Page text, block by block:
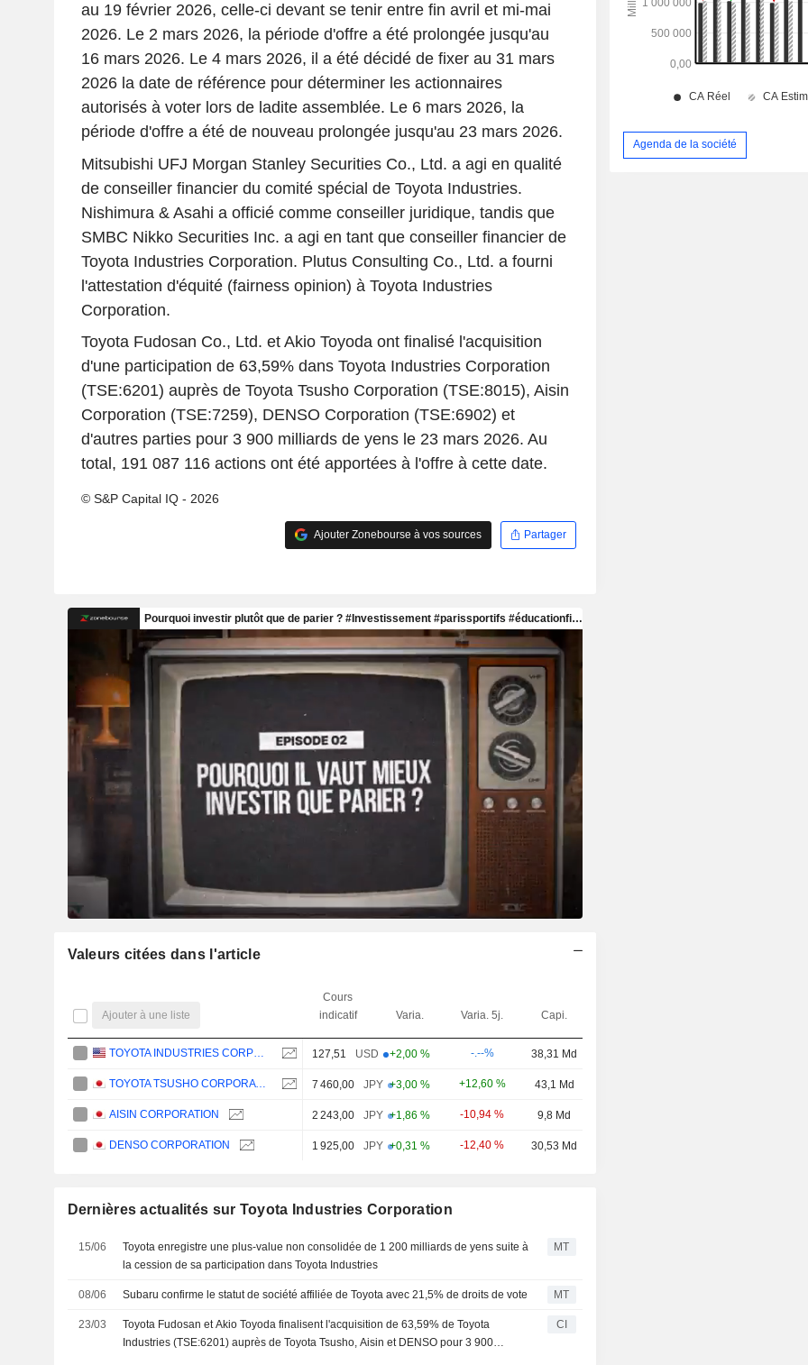
au 19 février 2026, celle-ci devant se tenir entre fin avril et mi-mai
2026. Le 2 mars 2026, la période d'offre a été prolongée jusqu'au
16 mars 2026. Le 4 mars 2026, il a été décidé de fixer au 31 mars
2026 la date de référence pour déterminer les actionnaires
autorisés à voter lors de ladite assemblée. Le 6 mars 2026, la
période d'offre a été de nouveau prolongée jusqu'au 23 mars 2026.
Mitsubishi UFJ Morgan Stanley Securities Co., Ltd. a agi en qualité
de conseiller financier du comité spécial de Toyota Industries.
Nishimura & Asahi a officié comme conseiller juridique, tandis que
SMBC Nikko Securities Inc. a agi en tant que conseiller financier de
Toyota Industries Corporation. Plutus Consulting Co., Ltd. a fourni
l'attestation d'équité (fairness opinion) à Toyota Industries
Corporation.
Toyota Fudosan Co., Ltd. et Akio Toyoda ont finalisé l'acquisition
d'une participation de 63,59% dans Toyota Industries Corporation
(TSE:6201) auprès de Toyota Tsusho Corporation (TSE:8015), Aisin
Corporation (TSE:7259), DENSO Corporation (TSE:6902) et
d'autres parties pour 3 900 milliards de yens le 23 mars 2026. Au
total, 191 087 116 actions ont été apportées à l'offre à cette date.
© S&P Capital IQ - 2026
Ajouter Zonebourse à vos sources Partager
Valeurs citées dans l'article
Ajouter à une liste
Cours
indicatif
Varia. Varia. 5j. Capi.
TOYOTA INDUSTRIES CORPORATION 127,51 USD +2,00 % -.--% 38,31 Md
TOYOTA TSUSHO CORPORATION 7 460,00 JPY +3,00 % +12,60 % 43,1 Md
AISIN CORPORATION 2 243,00 JPY +1,86 % -10,94 % 9,8 Md
DENSO CORPORATION 1 925,00 JPY +0,31 % -12,40 % 30,53 Md
Dernières actualités sur Toyota Industries Corporation
15/06
Toyota enregistre une plus-value non consolidée de 1 200 milliards de yens suite à
la cession de sa participation dans Toyota Industries
MT
08/06 Subaru confirme le statut de société affiliée de Toyota avec 21,5% de droits de vote MT
23/03
Toyota Fudosan et Akio Toyoda finalisent l'acquisition de 63,59% de Toyota
Industries (TSE:6201) auprès de Toyota Tsusho, Aisin et DENSO pour 3 900
CI
Agenda de la société